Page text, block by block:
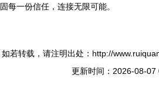
固每一份信任，连接无限可能。
如若转载，请注明出处：http://
更新时间：2026-08-07